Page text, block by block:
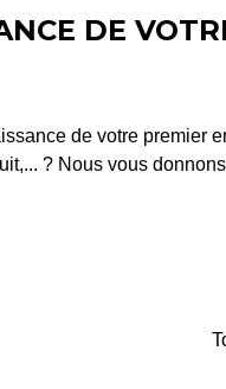
DE
de votre premier
? Nous vous